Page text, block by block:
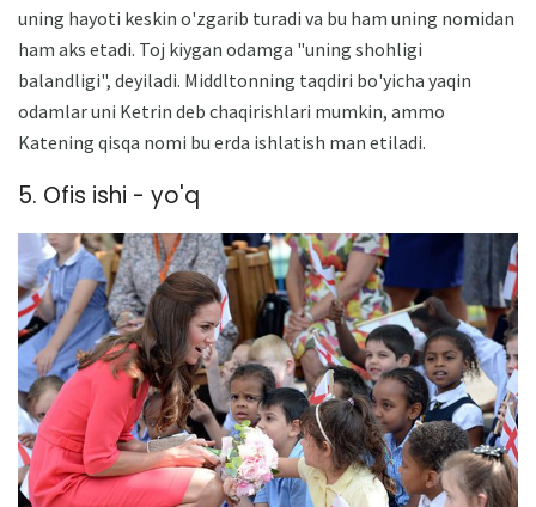
uning hayoti keskin o'zgarib turadi va bu ham uning nomidan
ham aks etadi. Toj kiygan odamga "uning shohligi
balandligi", deyiladi. Middltonning taqdiri bo'yicha yaqin
odamlar uni Ketrin deb chaqirishlari mumkin, ammo
Katening qisqa nomi bu erda ishlatish man etiladi.
5. Ofis ishi - yo'q